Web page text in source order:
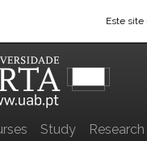
Este site
Study Research